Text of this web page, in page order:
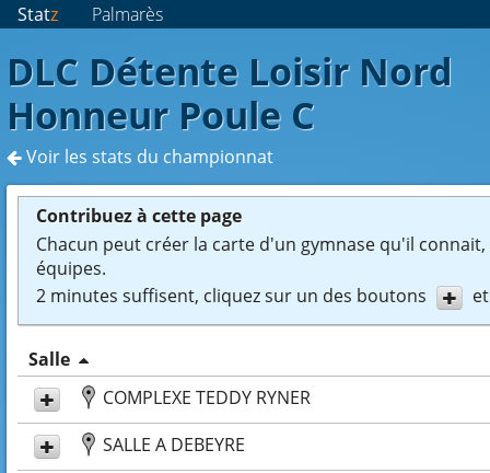
Statz Palmarès
DLC Détente Loisir Nord
Honneur Poule C
Voir les stats du championnat
Contribuez à cette page
Chacun peut créer la carte d'un gymnase qu'il
équipes.
2 minutes suffisent, cliquez sur un des boutons
Salle
COMPLEXE TEDDY RYNER
SALLE A DEBEYRE